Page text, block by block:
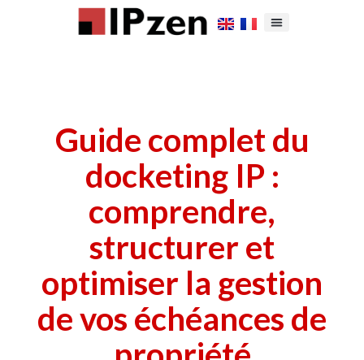
Guide complet du
docketing IP :
comprendre,
structurer et
optimiser la gestion
de vos échéances de